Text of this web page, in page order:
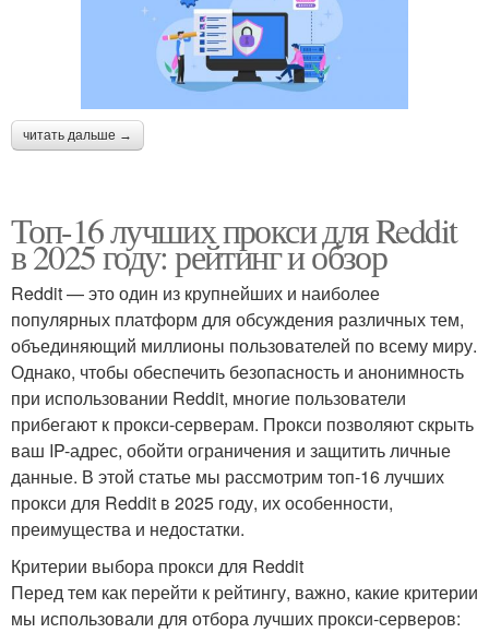
читать дальше →
Топ-16 лучших прокси для Reddit
в 2025 году: рейтинг и обзор
Reddit — это один из крупнейших и наиболее
популярных платформ для обсуждения различных тем,
объединяющий миллионы пользователей по всему миру.
Однако, чтобы обеспечить безопасность и анонимность
при использовании Reddit, многие пользователи
прибегают к прокси-серверам. Прокси позволяют скрыть
ваш IP-адрес, обойти ограничения и защитить личные
данные. В этой статье мы рассмотрим топ-16 лучших
прокси для Reddit в 2025 году, их особенности,
преимущества и недостатки.
Критерии выбора прокси для Reddit
Перед тем как перейти к рейтингу, важно, какие критерии
мы использовали для отбора лучших прокси-серверов: